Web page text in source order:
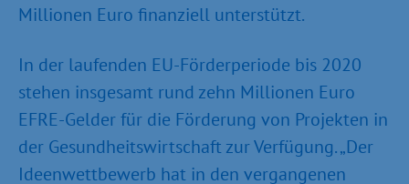
Millionen Euro finanziell unterstützt.
In der laufenden EU-Förderperiode bis 2020
stehen insgesamt rund zehn Millionen Euro
EFRE-Gelder für die Förderung von Projekten in
der Gesundheitswirtschaft zur Verfügung. „Der
Ideenwettbewerb hat in den vergangenen